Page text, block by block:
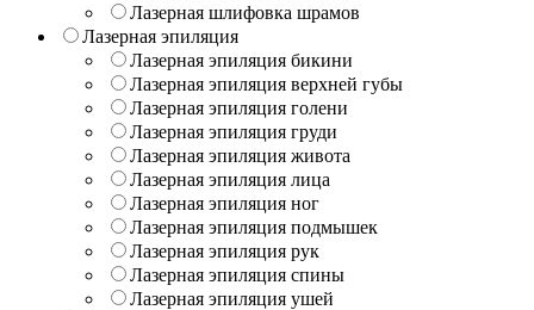
Лазерная шлифовка шрамов
Лазерная эпиляция
Лазерная эпиляция бикини
Лазерная эпиляция верхней губы
Лазерная эпиляция голени
Лазерная эпиляция груди
Лазерная эпиляция живота
Лазерная эпиляция лица
Лазерная эпиляция ног
Лазерная эпиляция подмышек
Лазерная эпиляция рук
Лазерная эпиляция спины
Лазерная эпиляция ушей